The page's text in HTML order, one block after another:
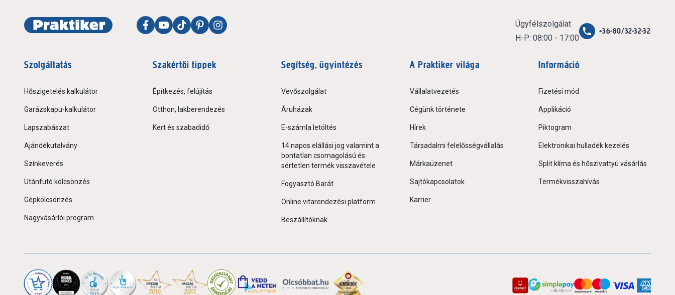
Ügyfélszolgálat
H-P: 08:00 - 17:00
+36-80/32-32-32
Szolgáltatás
Hőszigetelés kalkulátor
Garázskapu-kalkulátor
Lapszabászat
Ajándékutalvány
Színkeverés
Utánfutó kölcsönzés
Gépkölcsönzés
Nagyvásárlói program
Szakértői tippek
Építkezés, felújítás
Otthon, lakberendezés
Kert és szabadidő
Segítség, ügyintézés
Vevőszolgálat
Áruházak
E-számla letöltés
14 napos elállási jog valamint a
bontatlan csomagolású és
sértetlen termék visszavétele
Fogyasztó Barát
Online vitarendezési platform
Beszállítóknak
A Praktiker világa
Vállalatvezetés
Cégünk története
Hírek
Társadalmi felelősségvállalás
Márkaüzenet
Sajtókapcsolatok
Karrier
Információ
Fizetési mód
Applikáció
Piktogram
Elektronikai hulladék kezelés
Split klíma és hőszivattyú vásárlás
Termékvisszahívás